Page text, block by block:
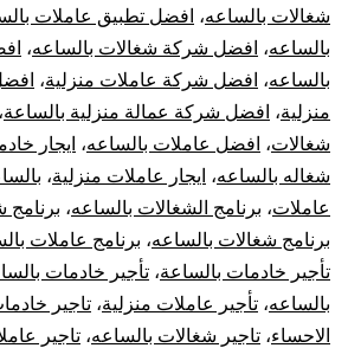
شغالات بالساعه، افضل تطبيق عاملات
بالساعه، افضل شركة شغالات بالساعه،
بالساعه، افضل شركة عاملات منزلية،
منزلية، افضل شركة عمالة منزلية بالساعة،
شغالات، افضل عاملات بالساعه، ايجار
شغاله بالساعه، ايجار عاملات منزلية،
عاملات، برنامج الشغالات بالساعه، برنامج
برنامج شغالات بالساعه، برنامج عاملات
تأجير خادمات بالساعة، تأجير خادمات
بالساعه، تأجير عاملات منزلية، تاجير
الاحساء، تاجير شغالات بالساعه، تاجير